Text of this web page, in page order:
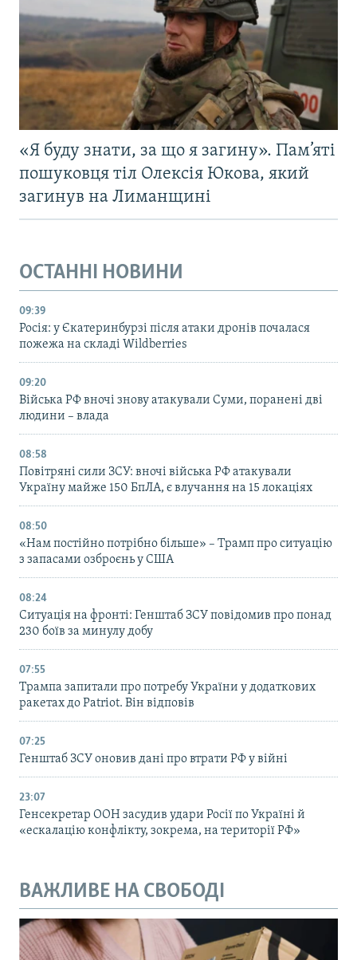
«Я буду знати, за що я загину». Пам’яті
пошуковця тіл Олексія Юкова, який
загинув на Лиманщині
ОСТАННІ НОВИНИ
09:39
Росія: у Єкатеринбурзі після атаки дронів почалася
пожежа на складі Wildberries
09:20
Війська РФ вночі знову атакували Суми, поранені дві
людини – влада
08:58
Повітряні сили ЗСУ: вночі війська РФ атакували
Україну майже 150 БпЛА, є влучання на 15 локаціях
08:50
«Нам постійно потрібно більше» – Трамп про ситуацію
з запасами озброєнь у США
08:24
Ситуація на фронті: Генштаб ЗСУ повідомив про понад
230 боїв за минулу добу
07:55
Трампа запитали про потребу України у додаткових
ракетах до Patriot. Він відповів
07:25
Генштаб ЗСУ оновив дані про втрати РФ у війні
23:07
Генсекретар ООН засудив удари Росії по Україні й
«ескалацію конфлікту, зокрема, на території РФ»
ВАЖЛИВЕ НА СВОБОДІ